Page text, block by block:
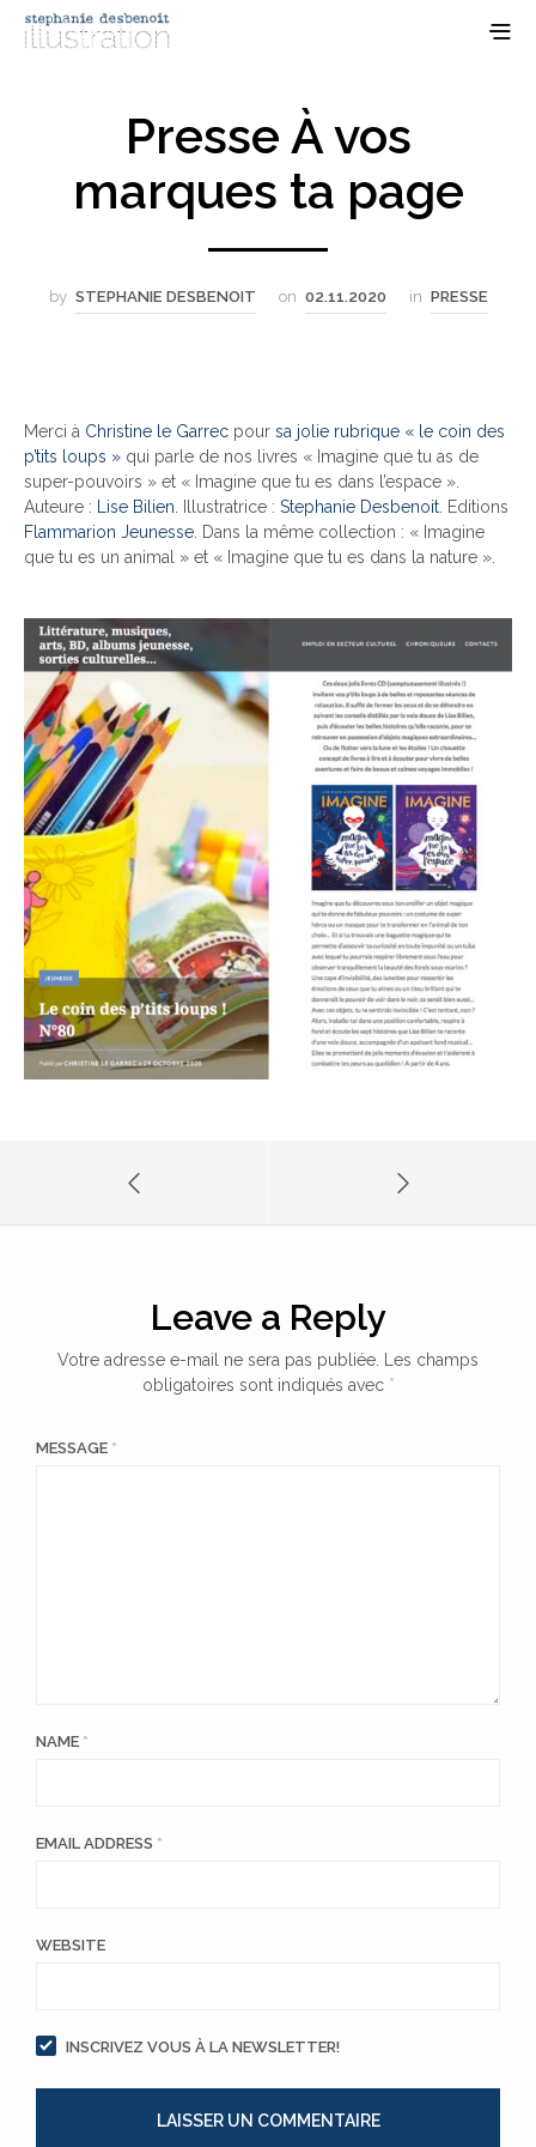
Presse À vos
marques ta page
by STEPHANIE DESBENOIT on 02.11.2020 in PRESSE
Merci à Christine le Garrec pour sa jolie rubrique « le coin des
p’tits loups » qui parle de nos livres « Imagine que tu as de
super-pouvoirs » et « Imagine que tu es dans l’espace ».
Auteure : Lise Bilien. Illustratrice : Stephanie Desbenoit. Editions
Flammarion Jeunesse. Dans la même collection : « Imagine
que tu es un animal » et « Imagine que tu es dans la nature ».
Leave a Reply
Votre adresse e-mail ne sera pas publiée. Les champs
obligatoires sont indiqués avec *
MESSAGE *
NAME *
EMAIL ADDRESS *
WEBSITE
INSCRIVEZ VOUS À LA NEWSLETTER!